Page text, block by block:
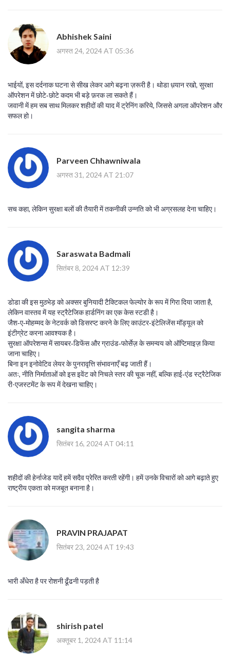
Abhishek Saini
अगस्त 24, 2024 AT 05:36
भाईयों, इस दर्दनाक घटना से सीख लेकर आगे बढ़ना ज़रूरी है। थोडा ध़यान रखो, सुरक्षा
ऑपरेशन में छोटे‑छोटे कदम भी बड़े फ़रक ला सकते हैं।
जवानी में हम सब साथ मिलकर शहीदों की याद में ट्रेनिंग करिये, जिससे अगला ऑपरेशन और
सफल हो।
Parveen Chhawniwala
अगस्त 31, 2024 AT 21:07
सच कहा, लेकिन सुरक्षा बलों की तैयारी में तकनीकी उन्नति को भी अग्रसलह देना चाहिए।
Saraswata Badmali
सितंबर 8, 2024 AT 12:39
डोडा की इस मुठभेड़ को अक्सर बुनियादी टैक्टिकल फेल्योर के रूप में गिरा दिया जाता है,
लेकिन वास्तव में यह स्ट्रैटेजिक हार्डनिंग का एक केस स्टडी है।
जैश‑ए‑मोहम्मद के नेटवर्क को डिसरप्ट करने के लिए काउंटर‑इंटेलिजेंस मॉड्यूल को
इंटीग्रेट करना आवश्यक है।
सुरक्षा ऑपरेशन्स में सायबर‑डिफेंस और ग्राउंड‑फोर्सेज़ के समन्वय को ऑप्टिमाइज़ किया
जाना चाहिए।
बिना इन इनोवेटिव लेयर के पुनरावृत्ति संभावनाएँ बढ़ जाती हैं।
अतः, नीति निर्माताओं को इस इवेंट को निचले स्तर की चूक नहीं, बल्कि हाई‑एंड स्ट्रैटेजिक
री-एजस्टमेंट के रूप में देखना चाहिए।
sangita sharma
सितंबर 16, 2024 AT 04:11
शहीदों की हेर्नाजेड यादें हमें सदैव प्रेरित करती रहेंगी। हमें उनके विचारों को आगे बढ़ाते हुए
राष्ट्रीय एकता को मजबूत बनाना है।
PRAVIN PRAJAPAT
सितंबर 23, 2024 AT 19:43
भारी अँधेरा है पर रोशनी ढूँढनी पड़ती है
shirish patel
अक्तूबर 1, 2024 AT 11:14